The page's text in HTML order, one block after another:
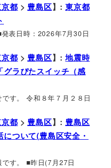
都 >豊島区】:東京都
表日時：2026年7月30日
都 >豊島区】:地震時
グラぴたスイッチ（感
す。 令和８年７月２８日
都 >豊島区】:豊島区
ついて(豊島区安全・
す。 ■昨日(7月27日